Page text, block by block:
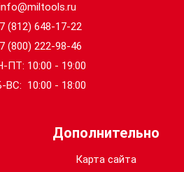
(812) 648-17-22
(800) 222-98-46
ПТ: 10:00 - 19:00
ВС: 10:00 - 18:00
Дополнительно
Карта сайта